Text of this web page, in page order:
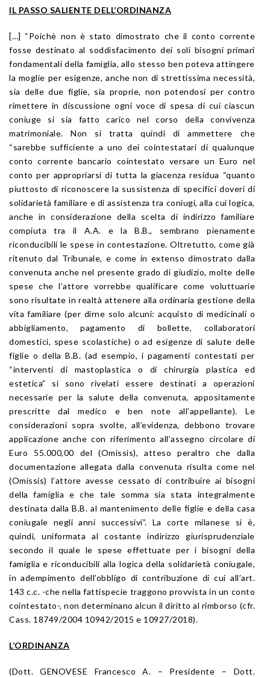
IL PASSO SALIENTE DELL’ORDINANZA
[…] “Poichè non è stato dimostrato che il conto corrente
fosse destinato al soddisfacimento dei soli bisogni primari
fondamentali della famiglia, allo stesso ben poteva attingere
la moglie per esigenze, anche non di strettissima necessità,
sia delle due figlie, sia proprie, non potendosi per contro
rimettere in discussione ogni voce di spesa di cui ciascun
coniuge si sia fatto carico nel corso della convivenza
matrimoniale. Non si tratta quindi di ammettere che
“sarebbe sufficiente a uno dei cointestatari di qualunque
conto corrente bancario cointestato versare un Euro nel
conto per appropriarsi di tutta la giacenza residua “quanto
piuttosto di riconoscere la sussistenza di specifici doveri di
solidarietà familiare e di assistenza tra coniugi, alla cui logica,
anche in considerazione della scelta di indirizzo familiare
compiuta tra il A.A. e la B.B., sembrano pienamente
riconducibili le spese in contestazione. Oltretutto, come già
ritenuto dal Tribunale, e come in extenso dimostrato dalla
convenuta anche nel presente grado di giudizio, molte delle
spese che l’attore vorrebbe qualificare come voluttuarie
sono risultate in realtà attenere alla ordinaria gestione della
vita familiare (per dirne solo alcuni: acquisto di medicinali o
abbigliamento, pagamento di bollette, collaboratori
domestici, spese scolastiche) o ad esigenze di salute delle
figlie o della B.B. (ad esempio, i pagamenti contestati per
“interventi di mastoplastica o di chirurgia plastica ed
estetica” si sono rivelati essere destinati a operazioni
necessarie per la salute della convenuta, appositamente
prescritte dal medico e ben note all’appellante). Le
considerazioni sopra svolte, all’evidenza, debbono trovare
applicazione anche con riferimento all’assegno circolare di
Euro 55.000,00 del (Omissis), atteso peraltro che dalla
documentazione allegata dalla convenuta risulta come nel
(Omissis) l’attore avesse cessato di contribuire ai bisogni
della famiglia e che tale somma sia stata integralmente
destinata dalla B.B. al mantenimento delle figlie e della casa
coniugale negli anni successivi”. La corte milanese si è,
quindi, uniformata al costante indirizzo giurisprudenziale
secondo il quale le spese effettuate per i bisogni della
famiglia e riconducibili alla logica della solidarietà coniugale,
in adempimento dell’obbligo di contribuzione di cui all’art.
143 c.c. -che nella fattispecie traggono provvista in un conto
cointestato-, non determinano alcun il diritto al rimborso (cfr.
Cass. 18749/2004 10942/2015 e 10927/2018).
L’ORDINANZA
(Dott. GENOVESE Francesco A. – Presidente – Dott.